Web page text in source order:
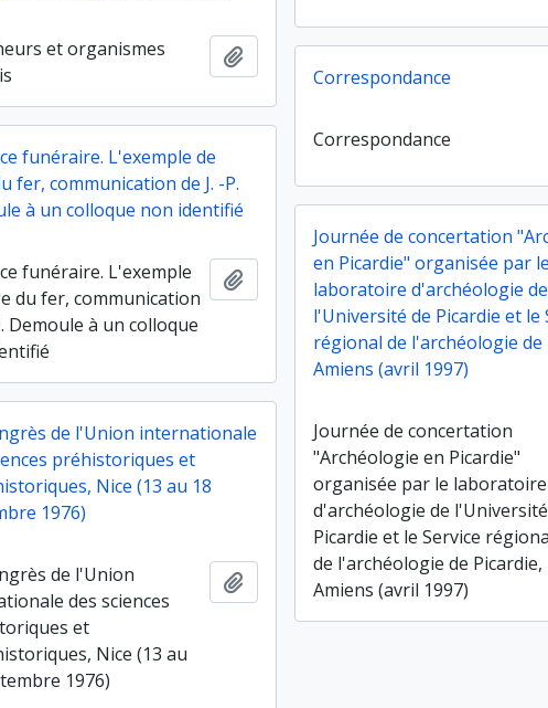
et organismes
Ajouter au presse-papier
Correspondance
Correspondance
funéraire. L'exemple de
fer, communication de J. -P.
à un colloque non identifié
funéraire. L'exemple
du fer, communication
Demoule à un colloque
Ajouter au presse-papier
Journée de concertation
en Picardie" organisée par le
laboratoire d'archéologie de
l'Université de Picardie et le
régional de l'archéologie de
Amiens (avril 1997)
Journée de concertation
"Archéologie en Picardie"
organisée par le laboratoire
d'archéologie de
Picardie et le Service
de l'archéologie de Picardie,
Amiens (avril 1997)
de l'Union internationale
préhistoriques et
Nice (13 au 18
1976)
de l'Union
des sciences
et
Nice (13 au
1976)
Ajouter au presse-papier